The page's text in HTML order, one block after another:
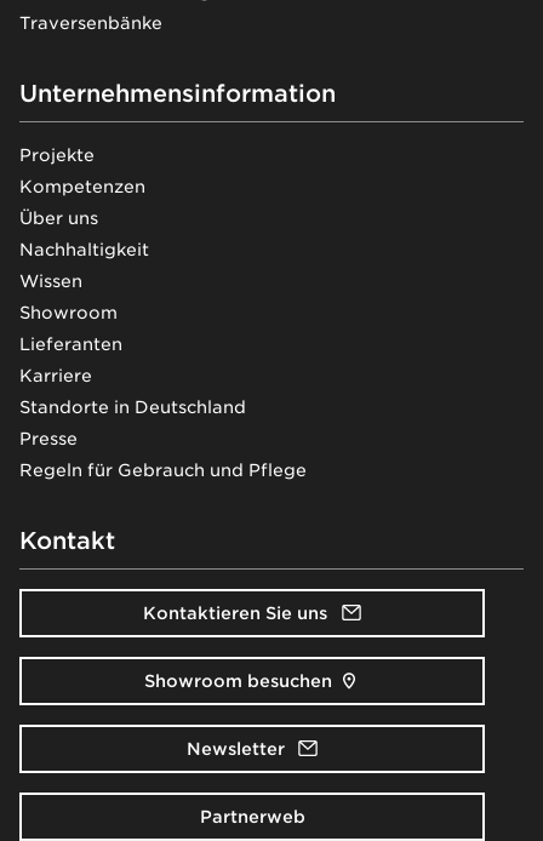
Traversenbänke
Unternehmensinformation
Projekte
Kompetenzen
Über uns
Nachhaltigkeit
Wissen
Showroom
Lieferanten
Karriere
Standorte in Deutschland
Presse
Regeln für Gebrauch und Pflege
Kontakt
Kontaktieren Sie uns
Showroom besuchen
Newsletter
Partnerweb